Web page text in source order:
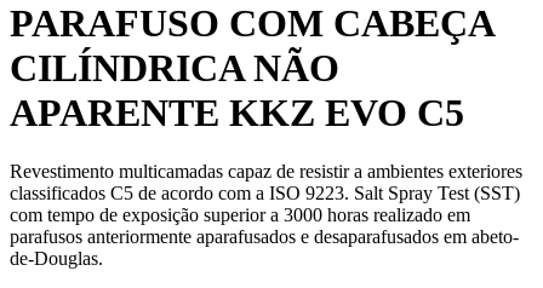
PARAFUSO COM CABEÇA
CILÍNDRICA NÃO
APARENTE KKZ EVO C5
Revestimento multicamadas capaz de resistir a ambientes exteriores
classificados C5 de acordo com a ISO 9223. Salt Spray Test (SST)
com tempo de exposição superior a 3000 horas realizado em
parafusos anteriormente aparafusados e desaparafusados em abeto-
de-Douglas.